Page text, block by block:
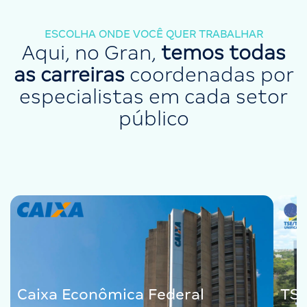
ESCOLHA ONDE VOCÊ QUER TRABALHAR
Aqui, no Gran, temos todas
as carreirascoordenadas por
especialistas em cada setor
público
Caixa Econômica Federal